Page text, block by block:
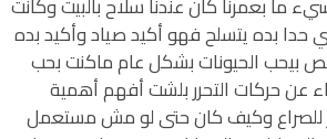
حدا بده يتسلح فهو أكيد صياد وأكيد بده
بيحب الحيونات بشكل عام ماكنت بحب
عن حركات التحرر بلشت أفهم أهمية
للصراع وكيف كان حتى لو مش مستعمل